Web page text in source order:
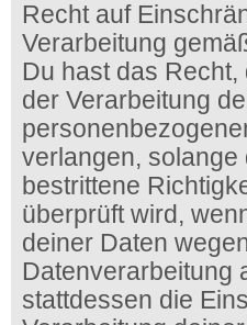
Recht auf
Verarbeitung
Du hast das
der Verarbeitung
verlangen, solange
bestrittene
überprüft wird,
deiner Daten
Datenverarbeitung
stattdessen die